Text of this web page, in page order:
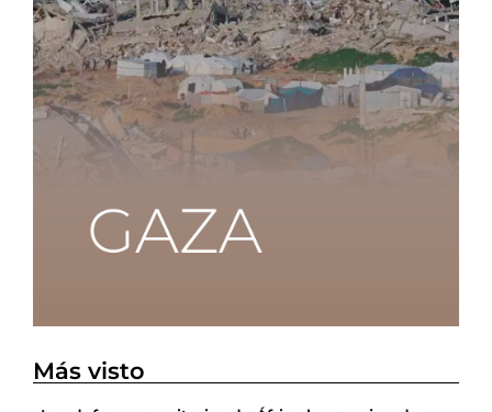
Más visto